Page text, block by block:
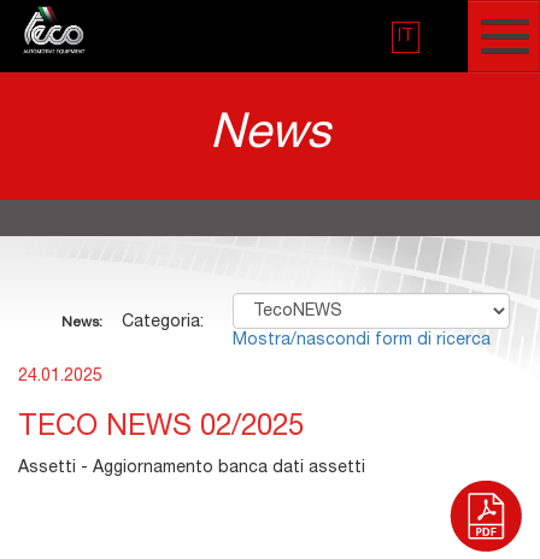
IT
News
News: Categoria:
Mostra/nascondi form di ricerca
24.01.2025
TECO NEWS 02/2025
Assetti - Aggiornamento banca dati assetti